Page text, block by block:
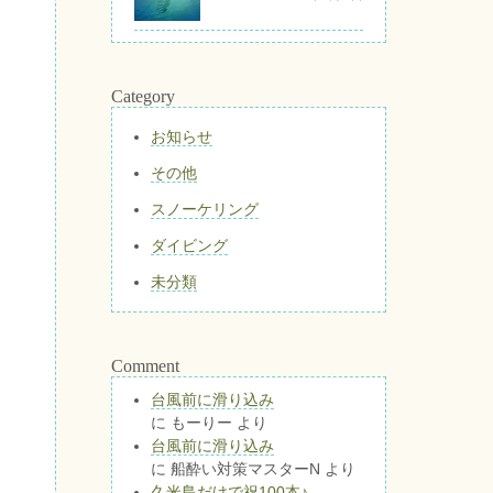
Category
お知らせ
その他
スノーケリング
ダイビング
未分類
Comment
台風前に滑り込み
に もーりー より
台風前に滑り込み
に 船酔い対策マスターN より